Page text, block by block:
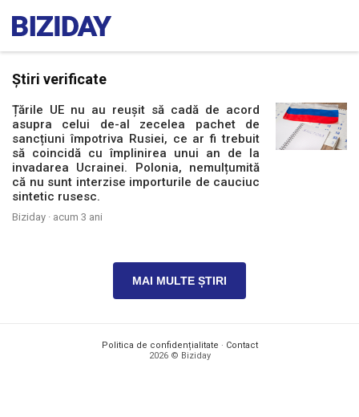
Știri verificate
Țările UE nu au reușit să cadă de acord
asupra celui de-al zecelea pachet de
sancțiuni împotriva Rusiei, ce ar fi trebuit
să coincidă cu împlinirea unui an de la
invadarea Ucrainei. Polonia, nemulțumită
că nu sunt interzise importurile de cauciuc
sintetic rusesc.
Biziday · acum 3 ani
MAI MULTE ȘTIRI
Politica de confidențialitate · Contact
2026 © Biziday